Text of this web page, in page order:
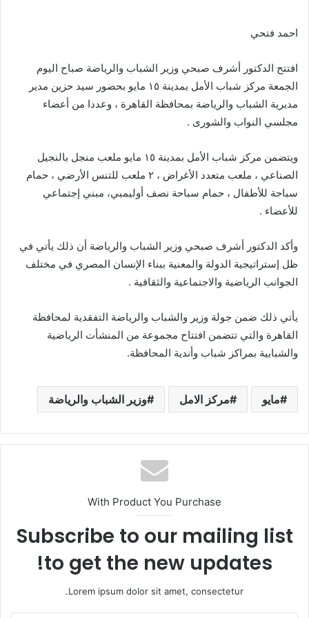
احمد فتحي
افتتح الدكتور أشرف صبحي وزير الشباب والرياضة صباح اليوم
الجمعة مركز شباب الأمل بمدينة ١٥ مايو بحضور سيد حزين مدير
مديرية الشباب والرياضة بمحافظة القاهرة ، وعددا من أعضاء
مجلسي النواب والشورى .
ويتضمن مركز شباب الأمل بمدينة ١٥ مايو ملعب منجل بالنجيل
الصناعي ، ملعب متعدد الأغراض ، ٢ ملعب للتنس الأرضي ، حمام
سباحة للأطفال ، حمام سباحة نصف أوليمبي، مبني إجتماعي
للأعضاء .
وأكد الدكتور أشرف صبحي وزير الشباب والرياضة أن ذلك يأتي في
ظل إستراتيجية الدولة والمعنية ببناء الإنسان المصري في مختلف
الجوانب الرياضية والاجتماعية والثقافية .
يأتي ذلك ضمن جولة وزير والشباب والرياضة التفقدية لمحافظة
القاهرة والتي تتضمن افتتاح مجموعة من المنشأت الرياضية
والشبابية بمراكز شباب وأندية المحافظة.
مايو مركز الامل وزير الشباب والرياضة
With Product You Purchase
Subscribe to our mailing list
to get the new updates!
Lorem ipsum dolor sit amet, consectetur.